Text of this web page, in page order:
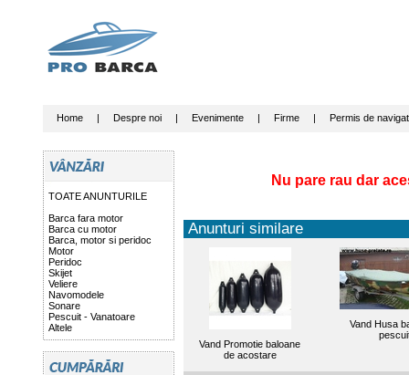
Home| Despre noi| Evenimente| Firme| Permis de
TOATE ANUNTURILE
Barca fara motor
Barca cu motor
Barca, motor si peridoc
Motor
Peridoc
Skijet
Veliere
Navomodele
Sonare
Pescuit - Vanatoare
Altele
Nu pare rau dar
Anunturi similare
Vand Promotie baloane
de acostare
Vand Husa